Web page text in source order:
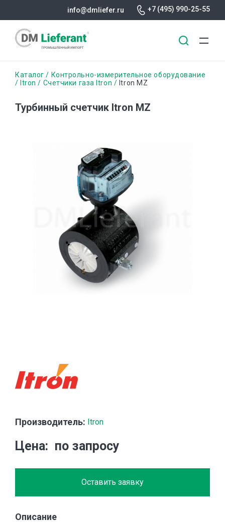
содержанию
info@dmliefer.ru +7 (495) 990-25-55
Строка
Каталог
Контрольно-измерительное оборудование
Itron
Счетчики газа Itron Itron MZ
Турбинный счетчик Itron MZ
Производитель: Itron
Цена по запросу
Оставить заявку
Описание